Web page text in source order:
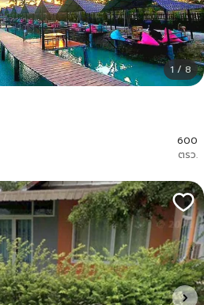
1 / 8
600
ตรว.